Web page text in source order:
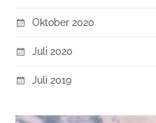
Oktober 2020
Juli 2020
Juli 2019